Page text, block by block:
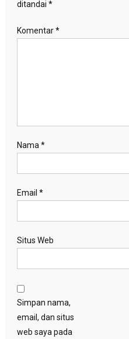
ditandai *
Komentar*
Nama*
Email *
Situs Web
Simpan nama,
email, dan situs
web saya pada